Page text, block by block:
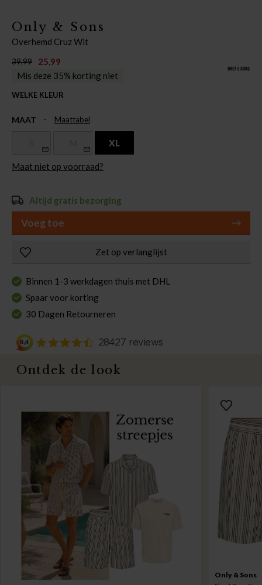
Only & Sons
Overhemd Cruz Wit
39,99
25,99
Mis deze 35% korting niet
WELKE KLEUR
MAAT Maattabel
XL
Maat niet op voorraad?
Altijd gratis bezorging
Voeg toe
Zet op verlanglijst
Binnen 1-3 werkdagen thuis met DHL
Spaar voor korting
30 Dagen Retourneren
Ontdek de look
Only & Sons